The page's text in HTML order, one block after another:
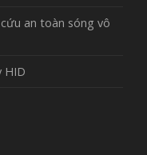
an toàn sóng vô
HID